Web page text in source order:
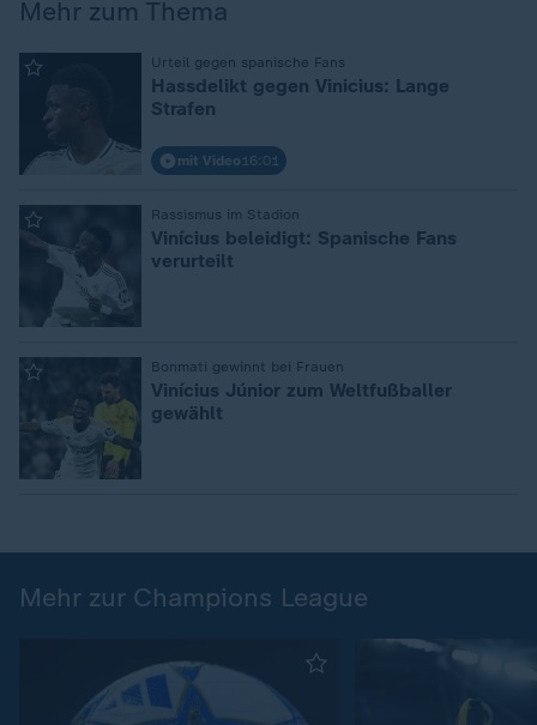
Mehr zum Thema
Urteil gegen spanische Fans
Hassdelikt gegen Vinicius: Lange
Strafen
mit Video 16:01
Rassismus im Stadion
Vinícius beleidigt: Spanische Fans
verurteilt
Bonmati gewinnt bei Frauen
Vinícius Júnior zum Weltfußballer
gewählt
Mehr zur Champions League